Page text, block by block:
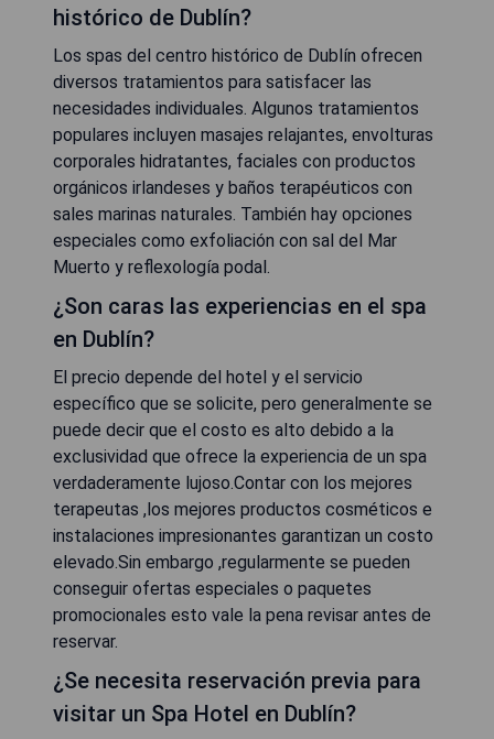
histórico de Dublín?
Los spas del centro histórico de Dublín ofrecen
diversos tratamientos para satisfacer las
necesidades individuales. Algunos tratamientos
populares incluyen masajes relajantes, envolturas
corporales hidratantes, faciales con productos
orgánicos irlandeses y baños terapéuticos con
sales marinas naturales. También hay opciones
especiales como exfoliación con sal del Mar
Muerto y reflexología podal.
¿Son caras las experiencias en el spa
en Dublín?
El precio depende del hotel y el servicio
específico que se solicite, pero generalmente se
puede decir que el costo es alto debido a la
exclusividad que ofrece la experiencia de un spa
verdaderamente lujoso.Contar con los mejores
terapeutas ,los mejores productos cosméticos e
instalaciones impresionantes garantizan un costo
elevado.Sin embargo ,regularmente se pueden
conseguir ofertas especiales o paquetes
promocionales esto vale la pena revisar antes de
reservar.
¿Se necesita reservación previa para
visitar un Spa Hotel en Dublín?